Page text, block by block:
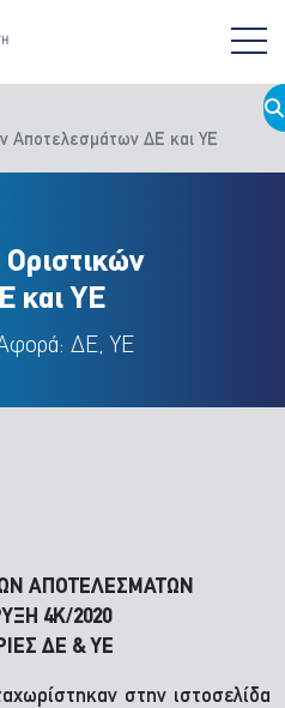
Αποτελεσμάτων ΔΕ και ΥΕ
και ΥΕ
ΔΕ, ΥΕ
ΑΠΟΤΕΛΕΣΜΑΤΩΝ
4Κ/2020
ΔΕ & ΥΕ
στην ιστοσελίδα